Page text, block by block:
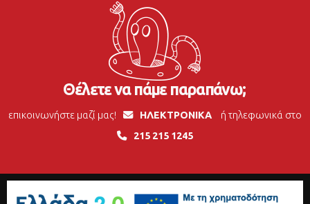
Θέλετε να πάμε παραπάνω;
επικοινωνήστε μαζί μας! ΗΛΕΚΤΡΟΝΙΚΑ
ή τηλεφωνικά στο
215 215 1245